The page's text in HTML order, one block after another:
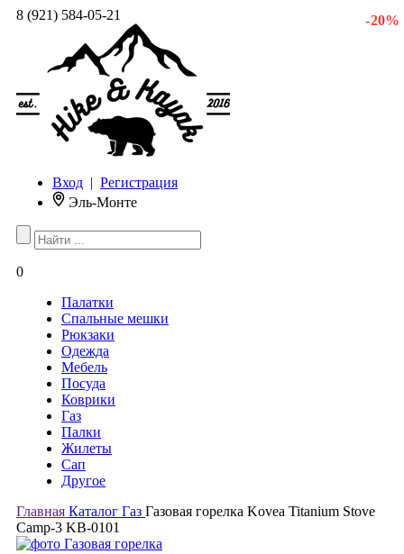
8 (921) 584-05-21
Вход | Регистрация
Эль-Монте
0
Палатки
Спальные мешки
Рюкзаки
Одежда
Мебель
Посуда
Коврики
Газ
Палки
Жилеты
Сап
Другое
Главная Каталог Газ Газовая горелка Kovea Titanium Stove
Camp-3 KB-0101
- 20 %